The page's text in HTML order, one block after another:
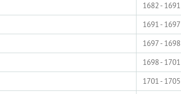
1682 - 1691
1691 - 1697
1697 - 1698
1698 - 1701
1701 - 1705